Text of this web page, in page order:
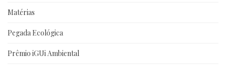
Matérias
Pegada Ecológica
Prêmio iGUi Ambiental